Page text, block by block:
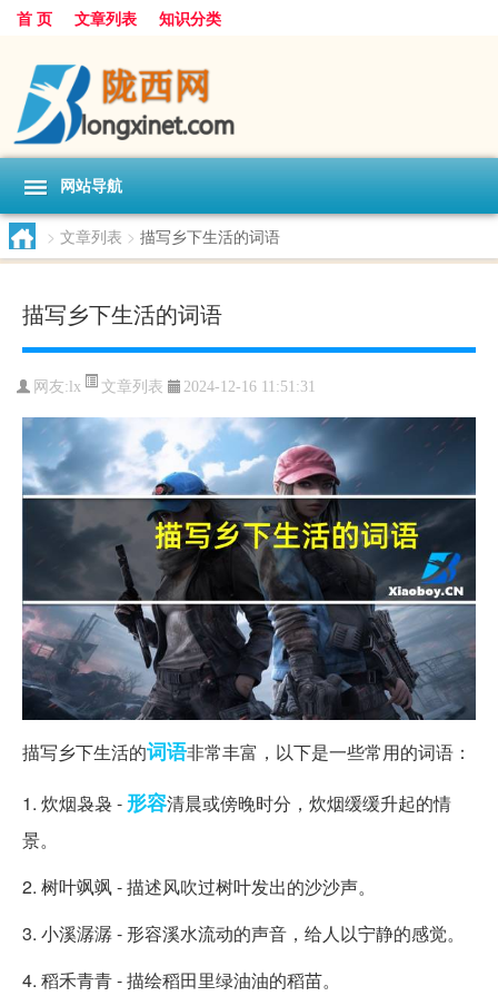
首 页 文章列表 知识分类
网站导航
> 文章列表 > 描写乡下生活的词语
描写乡下生活的词语
网友: lx 文章列表 2024-12-16 11:51:31
描写乡下生活的词语非常丰富，以下是一些常用的词语：
1. 炊烟袅袅 -形容清晨或傍晚时分，炊烟缓缓升起的情
景。
2. 树叶飒飒 - 描述风吹过树叶发出的沙沙声。
3. 小溪潺潺 - 形容溪水流动的声音，给人以宁静的感觉。
4. 稻禾青青 - 描绘稻田里绿油油的稻苗。